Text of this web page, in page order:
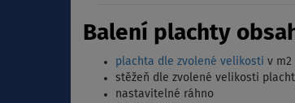
Balení plachty
plachta dle zvolené velikosti v m2
stěžeň dle zvolené velikosti
nastavitelné ráhno